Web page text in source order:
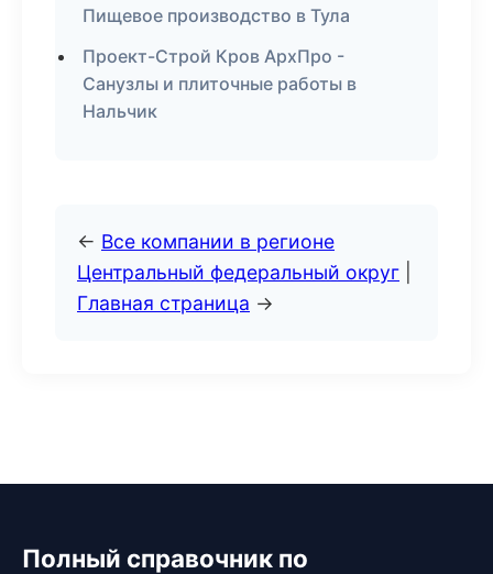
Пищевое производство в Тула
Проект-Строй Кров АрхПро -
Санузлы и плиточные работы в
Нальчик
← Все компании в регионе
Центральный федеральный округ
Главная страница →
Полный справочник по